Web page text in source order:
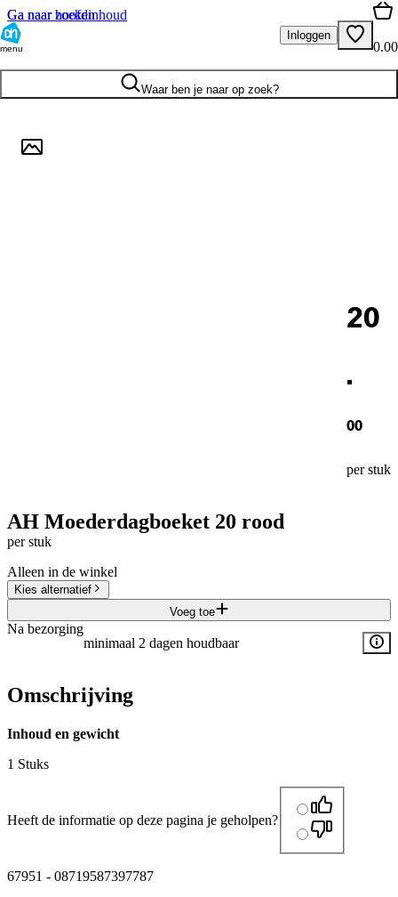
Ga naar hoofdinhoud
Ga naar zoeken
menu
Inloggen
0.00
Waar ben je naar op zoek?
20
.
00
per stuk
AH Moederdagboeket 20 rood
per stuk
Alleen in de winkel
Kies alternatief
Voeg toe
Na bezorging
minimaal 2 dagen houdbaar
Omschrijving
Inhoud en gewicht
1 Stuks
Heeft de informatie op deze pagina je geholpen?
67951 - 08719587397787